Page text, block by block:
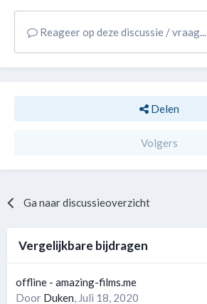
Reageer op deze discussie / vraag...
Delen
Volgers
Ga naar discussieoverzicht
Vergelijkbare bijdragen
offline - amazing-films.me
Door Duken, Juli 18, 2020